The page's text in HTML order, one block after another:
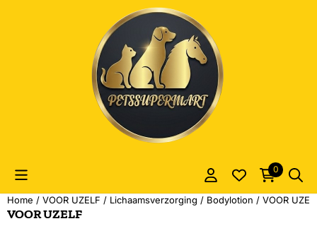
Cookievoorkeuren zijn momenteel gesloten.
0
Home / VOOR UZELF / Lichaamsverzorging / Bodylotion / VOOR
VOOR UZELF